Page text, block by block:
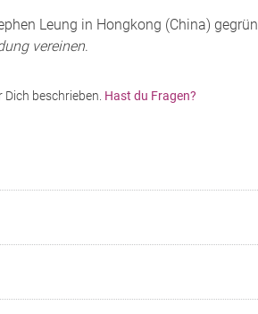
Leung in Hongkong (China)
vereinen.
beschrieben. Hast du Fragen?